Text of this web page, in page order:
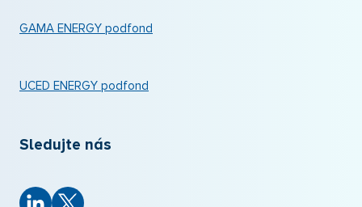
GAMA ENERGY podfond
UCED ENERGY podfond
Sledujte nás